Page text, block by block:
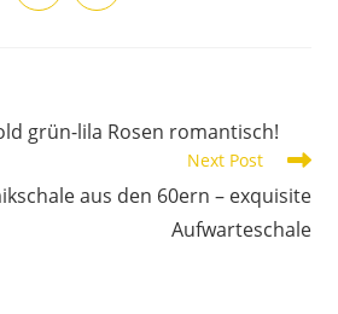
grün-lila Rosen romantisch!
Next Post
aus den 60ern – exquisite
Aufwarteschale